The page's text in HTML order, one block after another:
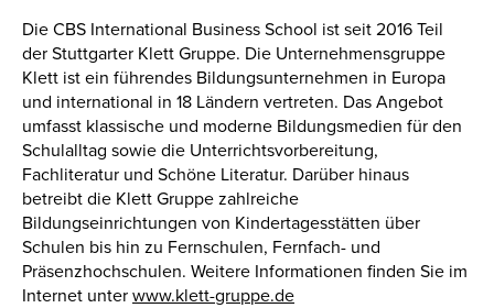
Die CBS International Business School ist seit 2016 Teil
der Stuttgarter Klett Gruppe. Die Unternehmensgruppe
Klett ist ein führendes Bildungsunternehmen in Europa
und international in 18 Ländern vertreten. Das Angebot
umfasst klassische und moderne Bildungsmedien für den
Schulalltag sowie die Unterrichtsvorbereitung,
Fachliteratur und Schöne Literatur. Darüber hinaus
betreibt die Klett Gruppe zahlreiche
Bildungseinrichtungen von Kindertagesstätten über
Schulen bis hin zu Fernschulen, Fernfach- und
Präsenzhochschulen. Weitere Informationen finden Sie im
Internet unter www.klett-gruppe.de